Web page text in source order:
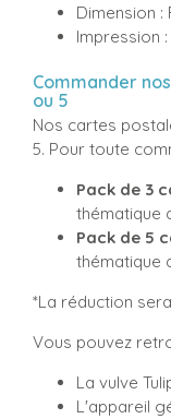
Dimension :
Impression
Commander
ou 5
Nos cartes
5. Pour toute
Pack de 3
thématique
Pack de 5
thématique
*La réduction
Vous pouvez
La vulve
L'appareil